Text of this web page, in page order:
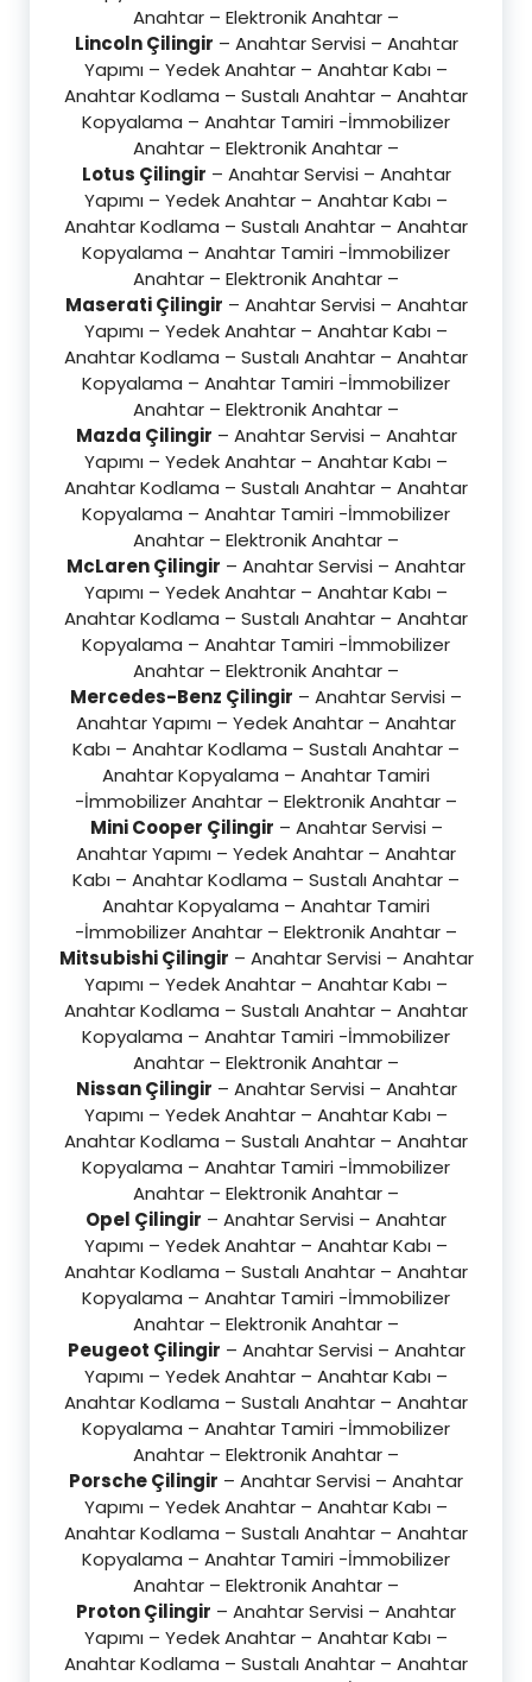
Anahtar – Elektronik Anahtar –
Lincoln Çilingir – Anahtar Servisi – Anahtar
Yapımı – Yedek Anahtar – Anahtar Kabı –
Anahtar Kodlama – Sustalı Anahtar – Anahtar
Kopyalama – Anahtar Tamiri -İmmobilizer
Anahtar – Elektronik Anahtar –
Lotus Çilingir – Anahtar Servisi – Anahtar
Yapımı – Yedek Anahtar – Anahtar Kabı –
Anahtar Kodlama – Sustalı Anahtar – Anahtar
Kopyalama – Anahtar Tamiri -İmmobilizer
Anahtar – Elektronik Anahtar –
Maserati Çilingir – Anahtar Servisi – Anahtar
Yapımı – Yedek Anahtar – Anahtar Kabı –
Anahtar Kodlama – Sustalı Anahtar – Anahtar
Kopyalama – Anahtar Tamiri -İmmobilizer
Anahtar – Elektronik Anahtar –
Mazda Çilingir – Anahtar Servisi – Anahtar
Yapımı – Yedek Anahtar – Anahtar Kabı –
Anahtar Kodlama – Sustalı Anahtar – Anahtar
Kopyalama – Anahtar Tamiri -İmmobilizer
Anahtar – Elektronik Anahtar –
McLaren Çilingir – Anahtar Servisi – Anahtar
Yapımı – Yedek Anahtar – Anahtar Kabı –
Anahtar Kodlama – Sustalı Anahtar – Anahtar
Kopyalama – Anahtar Tamiri -İmmobilizer
Anahtar – Elektronik Anahtar –
Mercedes-Benz Çilingir – Anahtar Servisi –
Anahtar Yapımı – Yedek Anahtar – Anahtar
Kabı – Anahtar Kodlama – Sustalı Anahtar –
Anahtar Kopyalama – Anahtar Tamiri
-İmmobilizer Anahtar – Elektronik Anahtar –
Mini Cooper Çilingir – Anahtar Servisi –
Anahtar Yapımı – Yedek Anahtar – Anahtar
Kabı – Anahtar Kodlama – Sustalı Anahtar –
Anahtar Kopyalama – Anahtar Tamiri
-İmmobilizer Anahtar – Elektronik Anahtar –
Mitsubishi Çilingir – Anahtar Servisi – Anahtar
Yapımı – Yedek Anahtar – Anahtar Kabı –
Anahtar Kodlama – Sustalı Anahtar – Anahtar
Kopyalama – Anahtar Tamiri -İmmobilizer
Anahtar – Elektronik Anahtar –
Nissan Çilingir – Anahtar Servisi – Anahtar
Yapımı – Yedek Anahtar – Anahtar Kabı –
Anahtar Kodlama – Sustalı Anahtar – Anahtar
Kopyalama – Anahtar Tamiri -İmmobilizer
Anahtar – Elektronik Anahtar –
Opel Çilingir – Anahtar Servisi – Anahtar
Yapımı – Yedek Anahtar – Anahtar Kabı –
Anahtar Kodlama – Sustalı Anahtar – Anahtar
Kopyalama – Anahtar Tamiri -İmmobilizer
Anahtar – Elektronik Anahtar –
Peugeot Çilingir – Anahtar Servisi – Anahtar
Yapımı – Yedek Anahtar – Anahtar Kabı –
Anahtar Kodlama – Sustalı Anahtar – Anahtar
Kopyalama – Anahtar Tamiri -İmmobilizer
Anahtar – Elektronik Anahtar –
Porsche Çilingir – Anahtar Servisi – Anahtar
Yapımı – Yedek Anahtar – Anahtar Kabı –
Anahtar Kodlama – Sustalı Anahtar – Anahtar
Kopyalama – Anahtar Tamiri -İmmobilizer
Anahtar – Elektronik Anahtar –
Proton Çilingir – Anahtar Servisi – Anahtar
Yapımı – Yedek Anahtar – Anahtar Kabı –
Anahtar Kodlama – Sustalı Anahtar – Anahtar